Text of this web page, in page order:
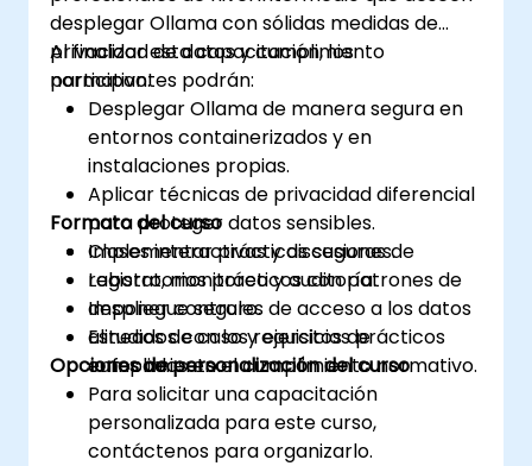
desplegar Ollama con sólidas medidas de
privacidad de datos y cumplimiento
normativo.
Al finalizar esta capacitación, los
participantes podrán:
Desplegar Ollama de manera segura en
entornos containerizados y en
instalaciones propias.
Aplicar técnicas de privacidad diferencial
para proteger datos sensibles.
Implementar prácticas seguras de
registro, monitoreo y auditoría.
Imponer controles de acceso a los datos
alineados con los requisitos de
cumplimiento.
Formato del curso
Clases interactivas y discusiones.
Laboratorios prácticos con patrones de
despliegue seguro.
Estudios de caso y ejercicios prácticos
enfocados en el cumplimiento normativo.
Opciones de personalización del curso
Para solicitar una capacitación
personalizada para este curso,
contáctenos para organizarlo.